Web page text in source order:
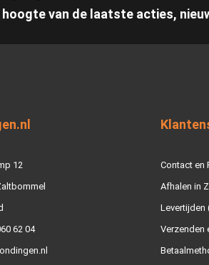
hoogte van de laatste acties,
12
62 04
Contact en
Afhalen in
Levertijden
Verzenden